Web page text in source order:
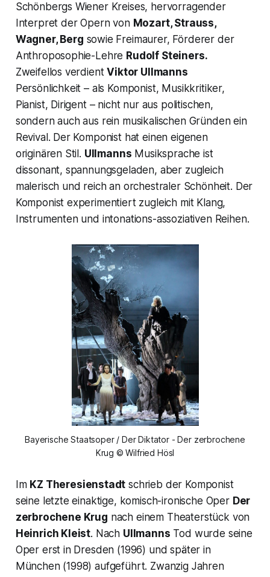
Schönbergs Wiener Kreises, hervorragender
Interpret der Opern von Mozart, Strauss,
Wagner, Berg sowie Freimaurer, Förderer der
Anthroposophie-Lehre Rudolf Steiners.
Zweifellos verdientViktor Ullmanns
Persönlichkeit – als Komponist, Musikkritiker,
Pianist, Dirigent – nicht nur aus politischen,
sondern auch aus rein musikalischen Gründen ein
Revival. Der Komponist hat einen eigenen
originären Stil. Ullmanns Musiksprache ist
dissonant, spannungsgeladen, aber zugleich
malerisch und reich an orchestraler Schönheit. Der
Komponist experimentiert zugleich mit Klang,
Instrumenten und intonations-assoziativen Reihen.
Bayerische Staatsoper / Der Diktator - Der zerbrochene
Krug © Wilfried Hösl
Im KZ Theresienstadt schrieb der Komponist
seine letzte einaktige, komisch-ironische Oper Der
zerbrochene Krug nach einem Theaterstück von
Heinrich Kleist. Nach Ullmanns Tod wurde seine
Oper erst in Dresden (1996) und später in
München (1998) aufgeführt. Zwanzig Jahren